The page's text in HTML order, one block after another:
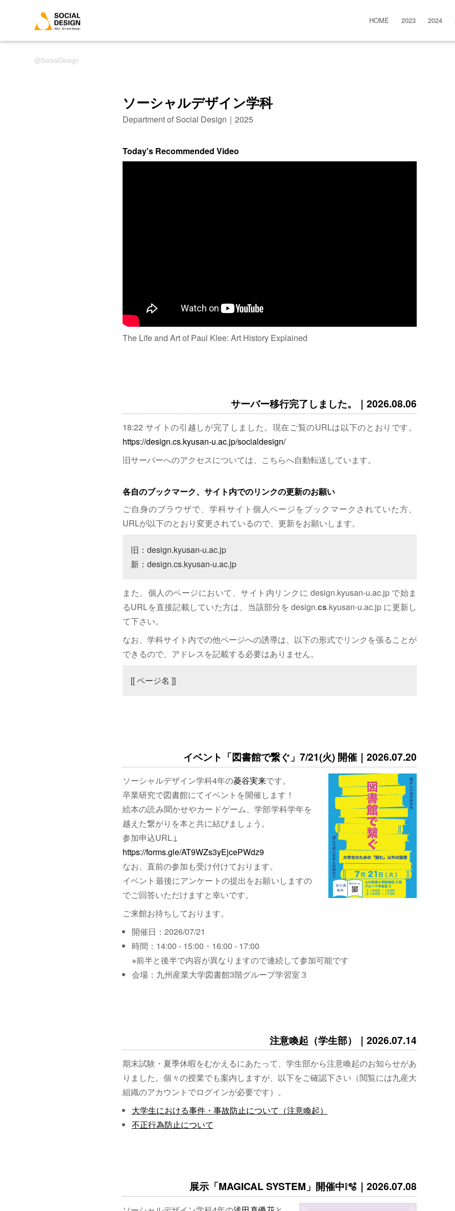
SocialDesign
HOME 2023 2024
ソーシャルデザイン学科
Department of Social Design｜2025
Today's Recommended Video
The Life and Art of Paul Klee: Art History Explained
サーバー移行完了しました。｜2026.08.06
18:22 サイトの引越しが完了しました。現在ご覧のURLは以下のとおりです。
https://design.cs.kyusan-u.ac.jp/socialdesign/
旧サーバーへのアクセスについては、こちらへ自動転送しています。
各自のブックマーク、サイト内でのリンクの更新のお願い
ご自身のブラウザで、学科サイト個人ページをブックマークされていた方、
URLが以下のとおり変更されているので、更新をお願いします。
旧：design.kyusan-u.ac.jp
新：design.cs.kyusan-u.ac.jp
また、個人のページにおいて、サイト内リンクに design.kyusan-u.ac.jp で始ま
るURLを直接記載していた方は、当該部分を design.cs.kyusan-u.ac.jp に更新し
て下さい。
なお、学科サイト内での他ページへの誘導は、以下の形式でリンクを張ることが
できるので、アドレスを記載する必要はありません。
[[ ページ名 ]]
イベント「図書館で繋ぐ」7/21(火) 開催｜2026.07.20
ソーシャルデザイン学科4年の菱谷実来です。
卒業研究で図書館にてイベントを開催します！
絵本の読み聞かせやカードゲーム、学部学科学年を
越えた繋がりを本と共に結びましょう。
参加申込URL↓
https://forms.gle/AT9WZs3yEjcePWdz9
なお、直前の参加も受け付けております。
イベント最後にアンケートの提出をお願いしますの
でご回答いただけますと幸いです。
ご来館お待ちしております。
開催日：2026/07/21
時間：14:00 - 15:00・16:00 - 17:00
※前半と後半で内容が異なりますので連続して参加可能です
会場：九州産業大学図書館3階グループ学習室３
注意喚起（学生部）｜2026.07.14
期末試験・夏季休暇をむかえるにあたって、学生部から注意喚起のお知らせがあ
りました。個々の授業でも案内しますが、以下をご確認下さい（閲覧には九産大
組織のアカウントでログインが必要です）。
大学生における事件・事故防止について（注意喚起）
不正行為防止について
展示「MAGICAL SYSTEM」開催中❕🫧｜2026.07.08